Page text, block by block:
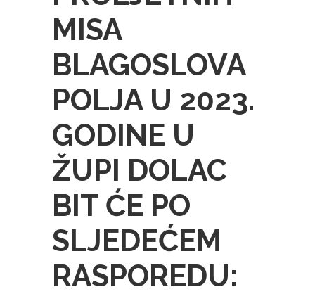
MISA
BLAGOSLOVA
POLJA U 2023.
GODINE U
ŽUPI DOLAC
BIT ĆE PO
SLJEDEĆEM
RASPOREDU: